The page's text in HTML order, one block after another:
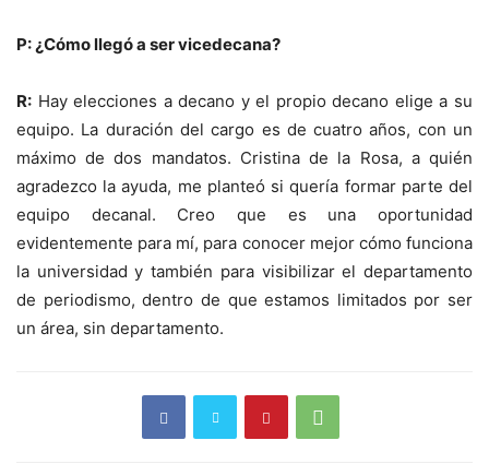
P: ¿Cómo llegó a ser vicedecana?
R: Hay elecciones a decano y el propio decano elige a su
equipo. La duración del cargo es de cuatro años, con un
máximo de dos mandatos. Cristina de la Rosa, a quién
agradezco la ayuda, me planteó si quería formar parte del
equipo decanal. Creo que es una oportunidad
evidentemente para mí, para conocer mejor cómo funciona
la universidad y también para visibilizar el departamento
de periodismo, dentro de que estamos limitados por ser
un área, sin departamento.